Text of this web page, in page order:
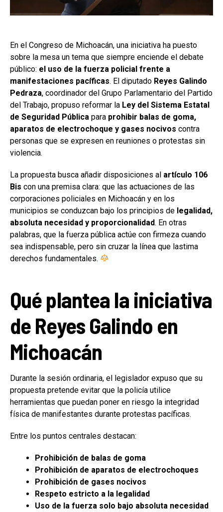
En el Congreso de Michoacán, una iniciativa ha puesto
sobre la mesa un tema que siempre enciende el debate
público: el uso de la fuerza policial frente a
manifestaciones pacíficas. El diputado Reyes Galindo
Pedraza, coordinador del Grupo Parlamentario del Partido
del Trabajo, propuso reformar la Ley del Sistema Estatal
de Seguridad Pública para prohibir balas de goma,
aparatos de electrochoque y gases nocivos contra
personas que se expresen en reuniones o protestas sin
violencia.
La propuesta busca añadir disposiciones al artículo 106
Bis con una premisa clara: que las actuaciones de las
corporaciones policiales en Michoacán y en los
municipios se conduzcan bajo los principios de legalidad,
absoluta necesidad y proporcionalidad. En otras
palabras, que la fuerza pública actúe con firmeza cuando
sea indispensable, pero sin cruzar la línea que lastima
derechos fundamentales.
Qué plantea la iniciativa
de Reyes Galindo en
Michoacán
Durante la sesión ordinaria, el legislador expuso que su
propuesta pretende evitar que la policía utilice
herramientas que puedan poner en riesgo la integridad
física de manifestantes durante protestas pacíficas.
Entre los puntos centrales destacan:
Prohibición de balas de goma
Prohibición de aparatos de electrochoques
Prohibición de gases nocivos
Respeto estricto a la legalidad
Uso de la fuerza solo bajo absoluta necesidad